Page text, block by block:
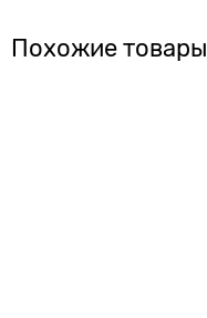
Похожие товары